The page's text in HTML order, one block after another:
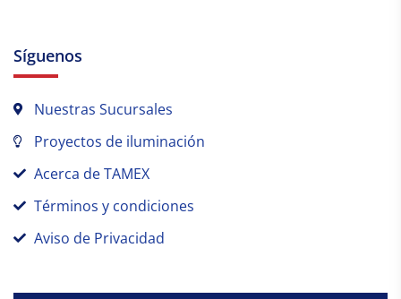
Síguenos
Nuestras Sucursales
Proyectos de iluminación
Acerca de TAMEX
Términos y condiciones
Aviso de Privacidad